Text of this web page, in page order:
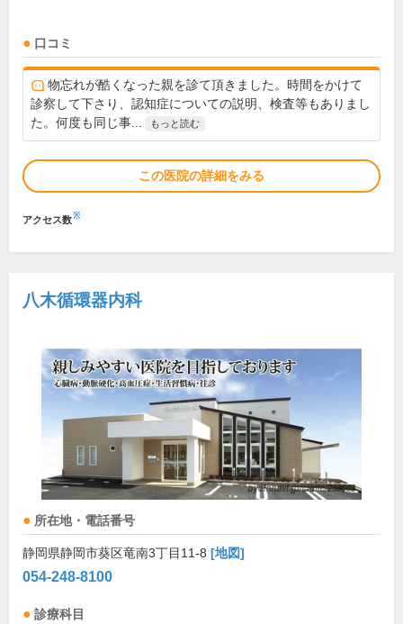
口コミ
物忘れが酷くなった親を診て頂きました。時間をかけて
診察して下さり、認知症についての説明、検査等もありまし
た。何度も同じ事...
もっと読む
この医院の詳細をみる
アクセス数※
八木循環器内科
所在地・電話番号
静岡県静岡市葵区竜南3丁目11-8 [地図]
054-248-8100
診療科目